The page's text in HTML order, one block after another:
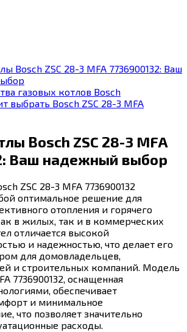
Bosch ZSC 28-3 MFA 7736900132: Ваш
газовых котлов Bosch
выбрать Bosch ZSC 28-3 MFA
Bosch ZSC 28-3 MFA
Ваш надежный выбор
ZSC 28-3 MFA 7736900132
оптимальное решение для
отопления и горячего
в жилых, так и в коммерческих
отличается высокой
и надежностью, что делает его
для домовладельцев,
и строительных компаний. Модель
7736900132, оснащенная
обеспечивает
и минимальное
что позволяет значительно
расходы.